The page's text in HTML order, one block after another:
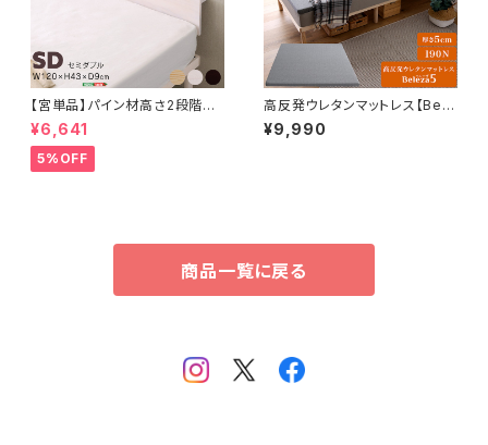
【宮単品】パイン材高さ2段階調
整脚付きすのこベッド用(セミダ
ブル)
¥6,641
5%OFF
高反発ウレタンマットレス【Bele
za5-ベレーザ・ファイブ-】(クイ
ーン) ORM-05Q
¥9,990
商品一覧に戻る